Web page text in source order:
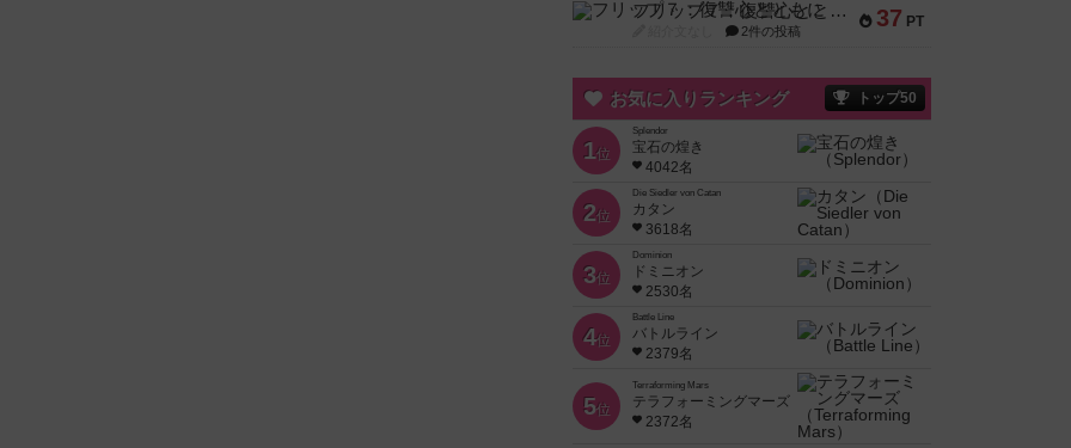
37 PT
フリップ７：復讐心とともに
2件の投稿
お気に入りランキング トップ50
1位
Splendor
宝石の煌き
4042名
2位
Die Siedler von Catan
カタン
3618名
3位
Dominion
ドミニオン
2530名
4位
Battle Line
バトルライン
2379名
5位
Terraforming Mars
テラフォーミングマーズ
2372名